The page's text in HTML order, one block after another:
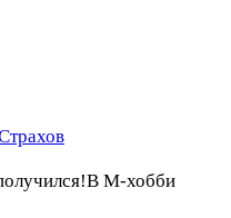
М-хобби